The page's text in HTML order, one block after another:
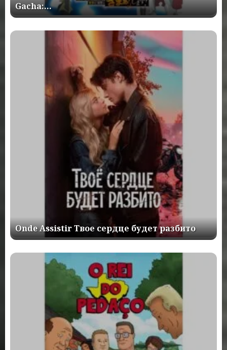
Gacha:…
Onde Assistir Твое сердце будет разбито